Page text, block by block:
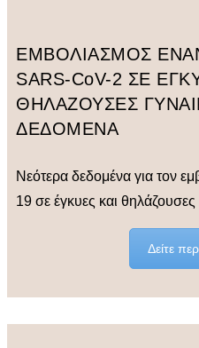
ΕΜΒΟΛΙΑΣΜΟΣ
SARS-CoV-2 ΣΕ
ΘΗΛΑΖΟΥΣΕΣ
ΔΕΔΟΜΕΝΑ
Νεότερα δεδομένα για τον
19 σε έγκυες και θηλάζουσες
Δείτε